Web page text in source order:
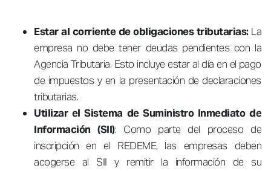
Estar al corriente de obligaciones tributarias:La
empresa no debe tener deudas pendientes con la
Agencia Tributaria. Esto incluye estar al día en el pago
de impuestos y en la presentación de declaraciones
tributarias.
Utilizar el Sistema de Suministro Inmediato de
Información (SII): Como parte del proceso de
inscripción en el REDEME, las empresas deben
acogerse al SII y remitir la información de su